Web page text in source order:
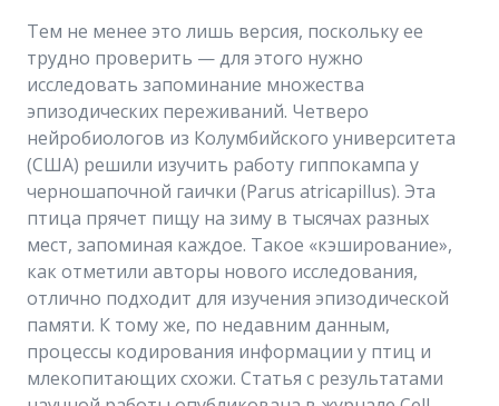
Тем не менее это лишь версия, поскольку ее
трудно проверить — для этого нужно
исследовать запоминание множества
эпизодических переживаний. Четверо
нейробиологов из Колумбийского университета
(США) решили изучить работу гиппокампа у
черношапочной гаички (Parus atricapillus). Эта
птица прячет пищу на зиму в тысячах разных
мест, запоминая каждое. Такое «кэширование»,
как отметили авторы нового исследования,
отлично подходит для изучения эпизодической
памяти. К тому же, по недавним данным,
процессы кодирования информации у птиц и
млекопитающих схожи. Статья с результатами